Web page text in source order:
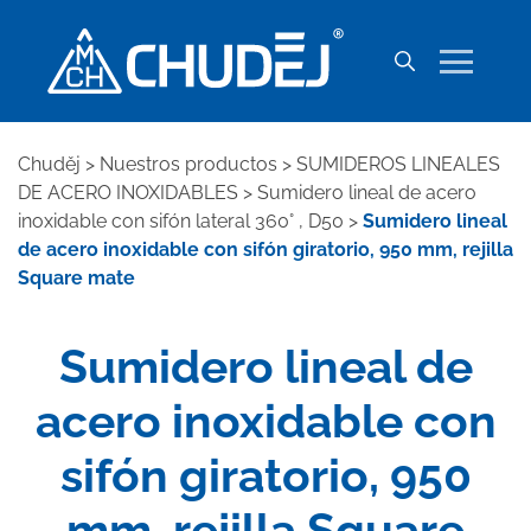
Chuděj > Nuestros productos > SUMIDEROS LINEALES
DE ACERO INOXIDABLES > Sumidero lineal de acero
inoxidable con sifón lateral 360° , D50 > Sumidero lineal
de acero inoxidable con sifón giratorio, 950 mm, rejilla
Square mate
Sumidero lineal de
acero inoxidable con
sifón giratorio, 950